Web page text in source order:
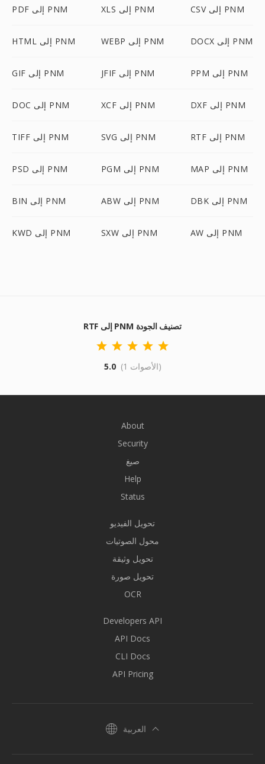
PDF إلى PNM XLS إلى PNM CSV إلى PNM
HTML إلى PNM WEBP إلى PNM DOCX إلى PNM
GIF إلى PNM JFIF إلى PNM PPM إلى PNM
DOC إلى PNM XCF إلى PNM DXF إلى PNM
TIFF إلى PNM SVG إلى PNM RTF إلى PNM
PSD إلى PNM PGM إلى PNM MAP إلى PNM
BIN إلى PNM ABW إلى PNM DBK إلى PNM
KWD إلى PNM SXW إلى PNM AW إلى PNM
RTF إلى PNM تصنيف الجودة
5.0 (1 الأصوات)
About
Security
صيغ
Help
Status
تحويل الفيديو
محول الصوتيات
تحويل وثيقة
تحويل صورة
OCR
Developers API
API Docs
CLI Docs
API Pricing
العربية